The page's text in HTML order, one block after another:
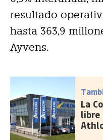
resultado
hasta 363,9
Ayvens.
La
libre